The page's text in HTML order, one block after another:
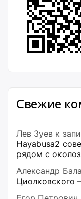
Свежие
Лев Зуев к
Hayabusa2
рядом с
Александр